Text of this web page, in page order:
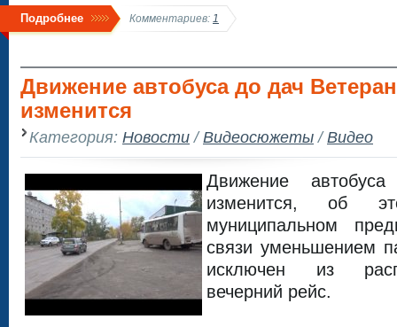
Подробнее Комментариев: 1
Движение автобуса до дач
изменится
Категория: Новости/Видеосюжеты/Видео
Движение
изменится, об
муниципальном
связи уменьшением
исключен из
вечерний рейс.